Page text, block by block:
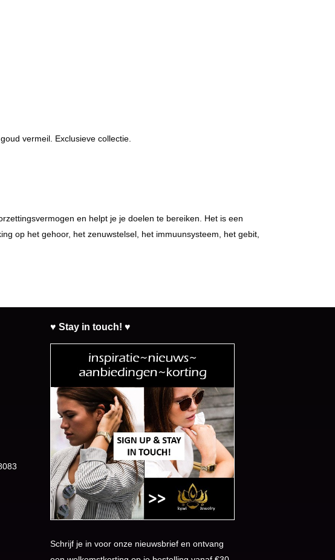
vermeil. Exclusieve collectie.
en helpt je je doelen te bereiken. Het is een
op het gehoor, het zenuwstelsel, het immuunsysteem, het gebit,
♥ Stay in touch! ♥
Schrijf je in voor onze nieuwsbrief en ontvang